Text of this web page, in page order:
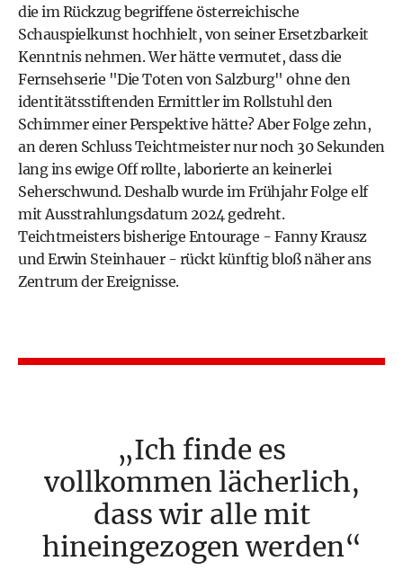
die im Rückzug begriffene österreichische
Schauspielkunst hochhielt, von seiner Ersetzbarkeit
Kenntnis nehmen. Wer hätte vermutet, dass die
Fernsehserie "Die Toten von Salzburg" ohne den
identitätsstiftenden Ermittler im Rollstuhl den
Schimmer einer Perspektive hätte? Aber Folge zehn,
an deren Schluss Teichtmeister nur noch 30 Sekunden
lang ins ewige Off rollte, laborierte an keinerlei
Seherschwund. Deshalb wurde im Frühjahr Folge elf
mit Ausstrahlungsdatum 2024 gedreht.
Teichtmeisters bisherige Entourage - Fanny Krausz
und Erwin Steinhauer - rückt künftig bloß näher ans
Zentrum der Ereignisse.
Ich finde es
vollkommen lächerlich,
dass wir alle mit
hineingezogen werden